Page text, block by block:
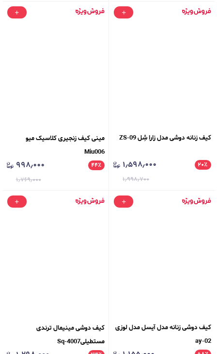
کیف زنانه دوشی مدل زارا شِل ZS-09
۲۰٪ ۱٫۵۹۸٫۰۰۰
۱٫۹۹۸٫۷۰۰
مینی کیف زنجیری کلاسیک میو
Miu006
۴۴٪ ۹۹۸٫۰۰۰
۱٫۷۶۹٫۰۰۰
کیف دوشی زنانه مدل آیسل مدل لوزی
ay-02
کیف دوشی مینیمال ترندی
مستطیلیSq-4007